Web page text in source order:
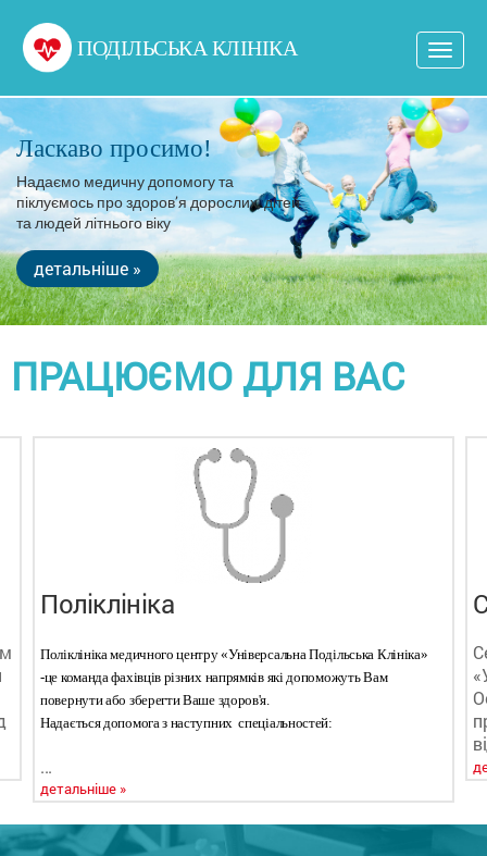
ПОДІЛЬСЬКА КЛІНІКА
Ласкаво просимо!
Надаємо медичну допомогу та
піклуємось про здоров’я дорослих, дітей
та людей літнього віку
детальніше »
ПРАЦЮЄМО ДЛЯ ВАС
Поліклініка
Поліклініка медичного центру «Універсальна Подільська Клініка»
-це команда фахівців різних напрямків які допоможуть Вам
повернути або зберегти Ваше здоров'я.
Надається допомога з наступних спеціальностей:
...
детальніше »